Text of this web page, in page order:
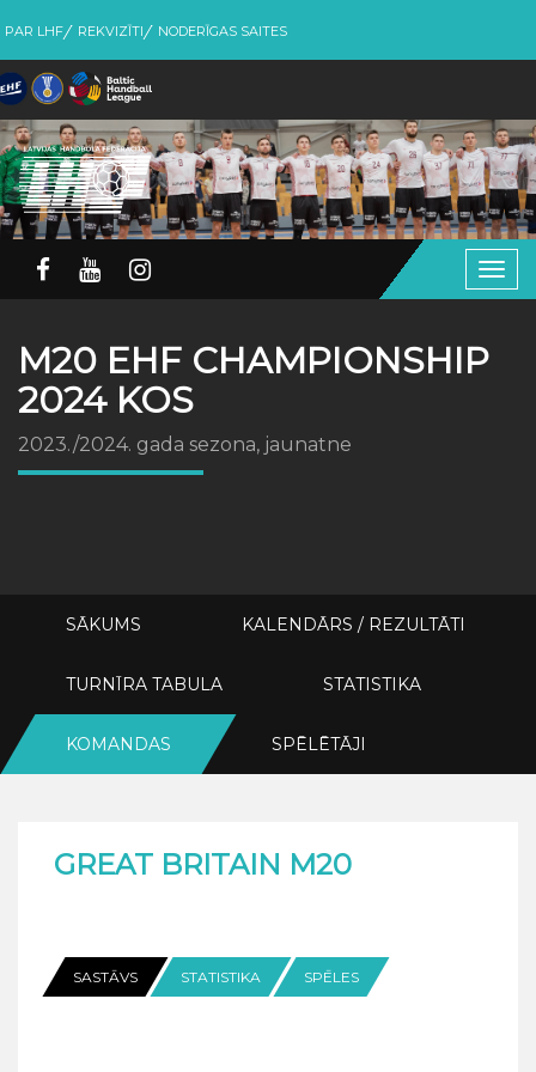
PAR LHF REKVIZĪTI NODERĪGAS SAITES
M20 EHF CHAMPIONSHIP
2024 KOS
2023./2024. gada sezona, jaunatne
SĀKUMS KALENDĀRS / REZULTĀTI
TURNĪRA TABULA STATISTIKA
KOMANDAS SPĒLĒTĀJI
GREAT BRITAIN M20
SASTĀVS STATISTIKA SPĒLES